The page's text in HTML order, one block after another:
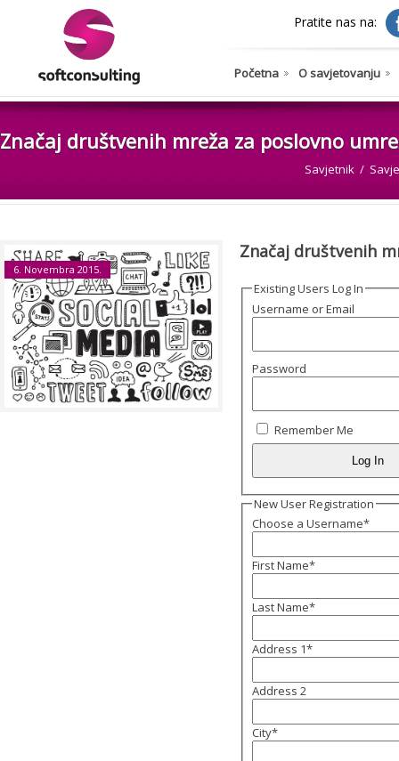
Pratite nas na:
Početna O savjetovanju
Značaj društvenih mreža za poslovno
Savjetnik
6. Novembra 2015.
Značaj društvenih
Existing Users Log In
Username or Email
Password
Remember Me
New User Registration
Choose a Username*
First Name*
Last Name*
Address 1*
Address 2
City*